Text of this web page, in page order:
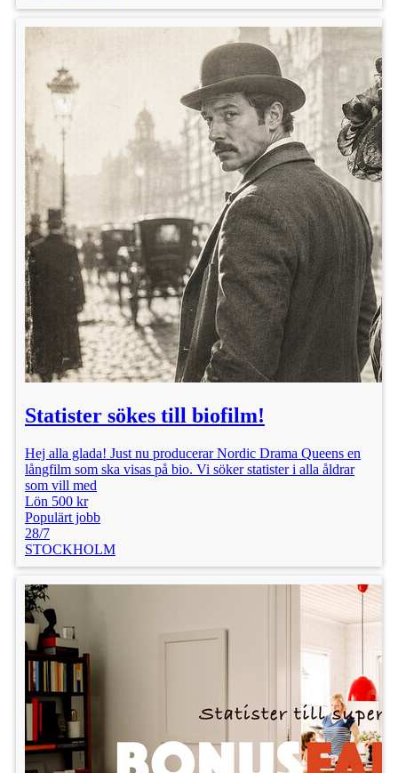
Statister sökes till biofilm!
Hej alla glada! Just nu producerar Nordic Drama Queens en
långfilm som ska visas på bio. Vi söker statister i alla åldrar
som vill med
Lön 500 kr
Populärt jobb
28/7
STOCKHOLM